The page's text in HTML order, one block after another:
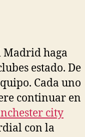
Madrid haga
estado. De
Cada uno
continuar en
city
con la